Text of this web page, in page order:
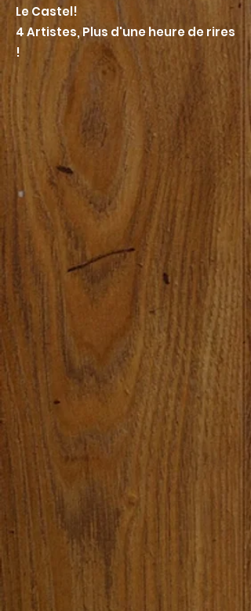
Le Castel!
4 Artistes, Plus d'une heure de rires
!